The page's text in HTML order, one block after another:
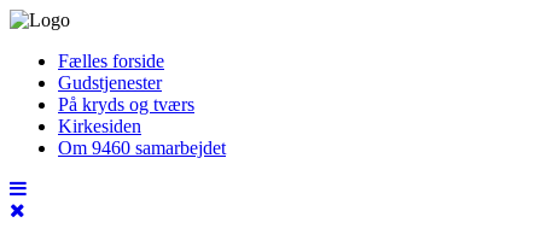
Fælles forside
Gudstjenester
På kryds og tværs
Kirkesiden
Om 9460 samarbejdet